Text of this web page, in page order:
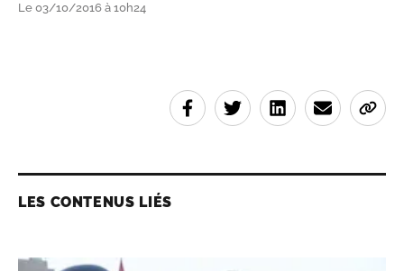
Le 03/10/2016 à 10h24
LES CONTENUS LIÉS